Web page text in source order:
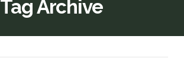
Tag Archive